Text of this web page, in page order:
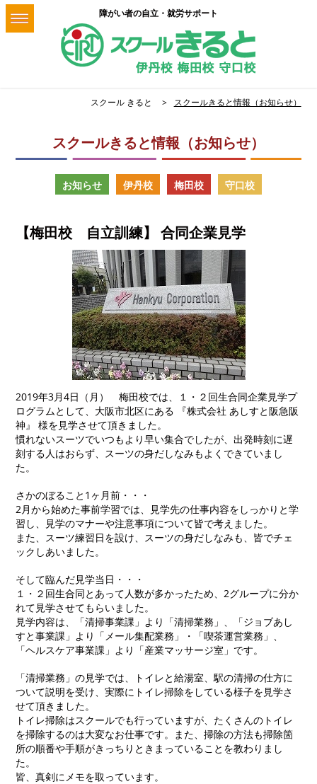
障がい者の自立・就労サポート
スクール きると スクールきると情報（お知らせ）
スクールきると情報（お知らせ）
お知らせ 伊丹校 梅田校 守口校
【梅田校 自立訓練】 合同企業見学
2019年3月4日（月） 梅田校では、１・２回生合同企業見学プ
ログラムとして、大阪市北区にある 『株式会社 あしすと阪急阪
神』 様を見学させて頂きました。
慣れないスーツでいつもより早い集合でしたが、出発時刻に遅
刻する人はおらず、スーツの身だしなみもよくできていまし
た。
さかのぼること1ヶ月前・・・
2月から始めた事前学習では、見学先の仕事内容をしっかりと学
習し、見学のマナーや注意事項について皆で考えました。
また、スーツ練習日を設け、スーツの身だしなみも、皆でチェ
ックしあいました。
そして臨んだ見学当日・・・
１・２回生合同とあって人数が多かったため、2グループに分か
れて見学させてもらいました。
見学内容は、「清掃事業課」より「清掃業務」、「ジョブあし
すと事業課」より「メール集配業務」・「喫茶運営業務」、
「ヘルスケア事業課」より「産業マッサージ室」です。
「清掃業務」の見学では、トイレと給湯室、駅の清掃の仕方に
ついて説明を受け、実際にトイレ掃除をしている様子を見学さ
せて頂きました。
トイレ掃除はスクールでも行っていますが、たくさんのトイレ
を掃除するのは大変なお仕事です。また、掃除の方法も掃除箇
所の順番や手順がきっちりときまっていることを教わりまし
た。
皆、真剣にメモを取っています。